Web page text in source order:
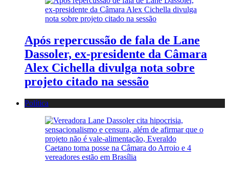
Após repercussão de fala de Lane
Dassoler, ex-presidente da Câmara
Alex Cichella divulga nota sobre
projeto citado na sessão
Política